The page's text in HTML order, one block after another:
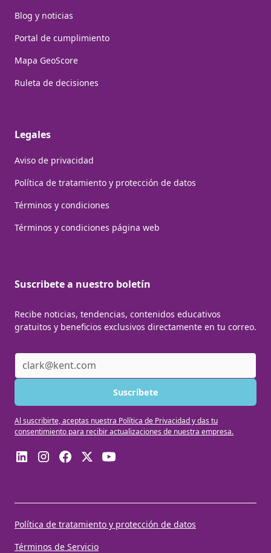
Blog y noticias
Portal de cumplimiento
Mapa GeoScore
Ruleta de decisiones
Legales
Aviso de privacidad
Política de tratamiento y protección de datos
Términos y condiciones
Términos y condiciones página web
Suscribete a nuestro boletín
Recibe noticias, tendencias, contenidos educativos
gratuitos y beneficios exclusivos directamente en tu correo.
Al suscribirte, aceptas nuestra Política de Privacidad y das tu
consentimiento para recibir actualizaciones de nuestra empresa.
Política de tratamiento y protección de datos
Términos de Servicio